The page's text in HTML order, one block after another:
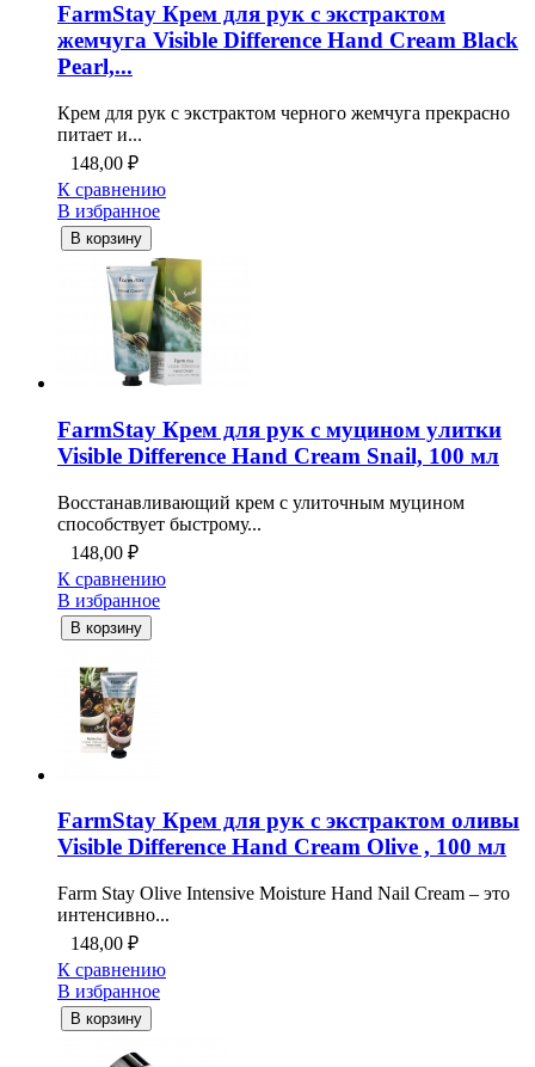
FarmStay Крем для рук с экстрактом
жемчуга Visible Difference Hand Cream Black
Pearl,...
Крем для рук с экстрактом черного жемчуга прекрасно
питает и...
148,00 ₽
К сравнению
В избранное
В корзину
FarmStay Крем для рук с муцином улитки
Visible Difference Hand Cream Snail, 100 мл
Восстанавливающий крем с улиточным муцином
способствует быстрому...
148,00 ₽
К сравнению
В избранное
В корзину
FarmStay Крем для рук с экстрактом оливы
Visible Difference Hand Cream Olive , 100 мл
Farm Stay Olive Intensive Moisture Hand Nail Cream – это
интенсивно...
148,00 ₽
К сравнению
В избранное
В корзину